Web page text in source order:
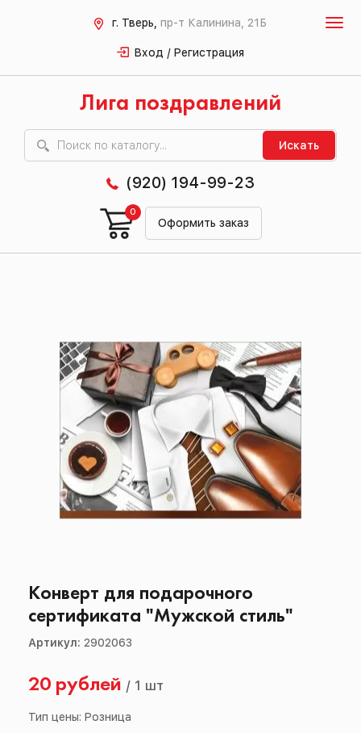
г. Тверь, пр-т Калинина, 21Б
Вход / Регистрация
Лига поздравлений
Искать
(920) 194-99-23
Оформить заказ
0
Конверт для подарочного
сертификата "Мужской стиль"
Артикул: 2902063
20 рублей / 1 шт
Тип цены: Розница